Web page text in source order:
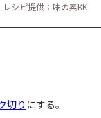
レシピ提供：味の素KK
切り にする。